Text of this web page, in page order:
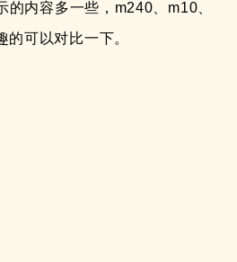
内容多一些，m240、m10、
可以对比一下。